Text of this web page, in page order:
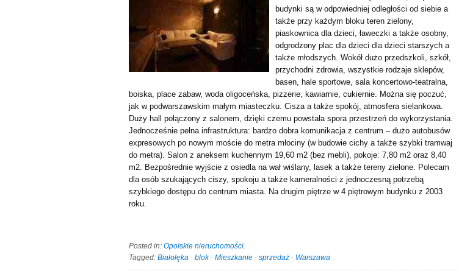
budynki są w odpowiedniej odległości od siebie a
także przy każdym bloku teren zielony,
piaskownica dla dzieci, ławeczki a także osobny,
odgrodzony plac dla dzieci dla dzieci starszych a
także młodszych. Wokół dużo przedszkoli, szkół,
przychodni zdrowia, wszystkie rodzaje sklepów,
basen, hale sportowe, sala koncertowo-teatralna,
boiska, place zabaw, woda oligoceńska, pizzerie, kawiarnie, cukiernie. Można się poczuć,
jak w podwarszawskim małym miasteczku. Cisza a także spokój, atmosfera sielankowa.
Duży hall połączony z salonem, dzięki czemu powstała spora przestrzeń do wykorzystania.
Jednocześnie pełna infrastruktura: bardzo dobra komunikacja z centrum – dużo autobusów
expresowych po nowym moście do metra młociny (w budowie cichy a także szybki tramwaj
do metra). Salon z aneksem kuchennym 19,60 m2 (bez mebli), pokoje: 7,80 m2 oraz 8,40
m2. Bezpośrednie wyjście z osiedla na wał wiślany, lasek a także tereny zielone. Polecam
dla osób szukających ciszy, spokoju a także kameralności z jednoczesną potrzebą
szybkiego dostępu do centrum miasta. Na drugim piętrze w 4 piętrowym budynku z 2003
roku.
Posted in: Opolskie nieruchomości.
Tagged: Białołęka · blok· Mieszkanie · sprzedaż · Warszawa